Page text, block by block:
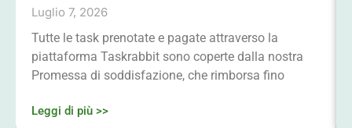
Luglio 7, 2026
Tutte le task prenotate e pagate attraverso la
piattaforma Taskrabbit sono coperte dalla nostra
Promessa di soddisfazione, che rimborsa fino
Leggi di più >>